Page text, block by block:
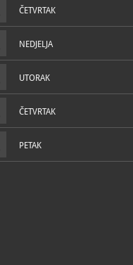
ČETVRTAK
NEDJELJA
UTORAK
ČETVRTAK
PETAK